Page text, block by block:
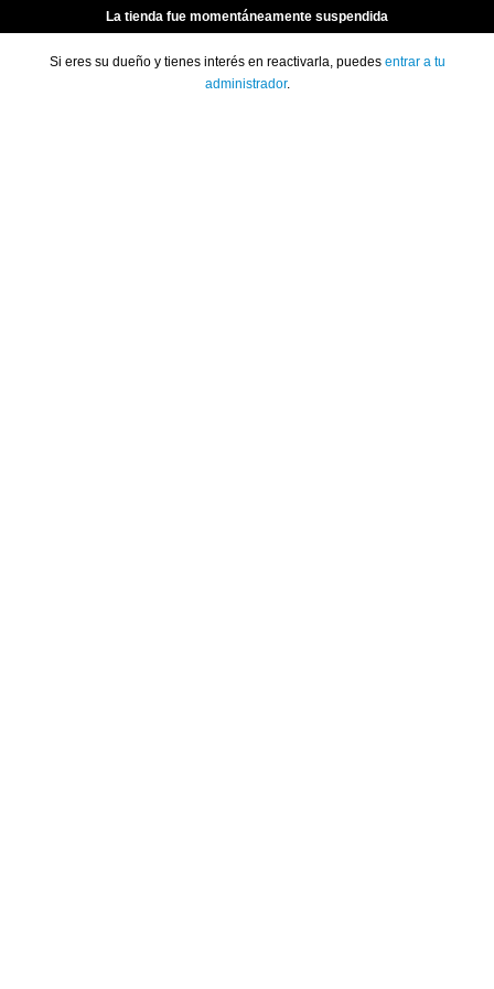
La tienda fue momentáneamente suspendida
Si eres su dueño y tienes interés en reactivarla, puedes entrar a tu
administrador.